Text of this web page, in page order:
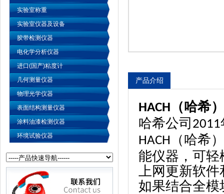
实验室称重
实验室仪器及设备
胶带检测仪器
电化学分析仪器
进口(国产)粘度计
几何测量仪器
物理光学仪器
表面结构测量仪器
涂料油漆检测仪器
环境试验仪器
产品介绍
HACH （哈希）
哈希公司 2011
HACH
（哈希）
能仪器，可
上网更新软
如果结合全模